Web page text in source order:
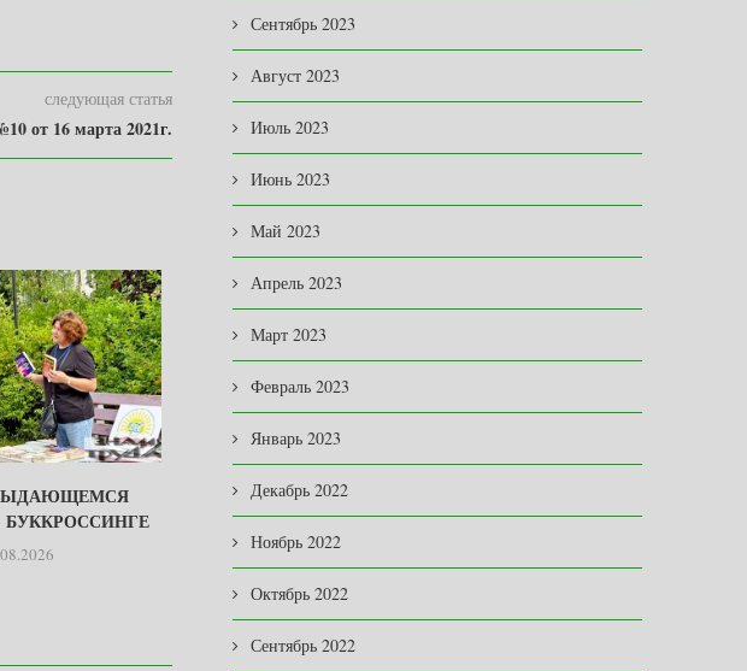
следующая статья
от 16 марта 2021г.
НОВАЯ ЖИЗНЬ ЛЕГЕНДАРНОЙ
«ПОЛУТОРКИ» …
03.08.2026
СОБРАНИИ
Сентябрь 2023
Август 2023
Июль 2023
Июнь 2023
Май 2023
Апрель 2023
Март 2023
Февраль 2023
Январь 2023
Декабрь 2022
Ноябрь 2022
Октябрь 2022
Сентябрь 2022